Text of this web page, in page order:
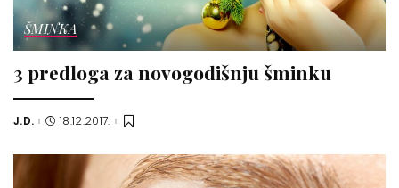
ŠMINKA
3 predloga za novogodišnju šminku
Posted
J.D. 18.12.2017.